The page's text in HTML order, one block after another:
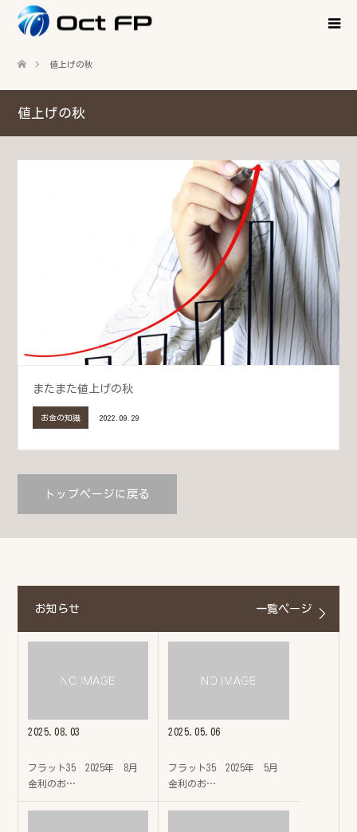
値上げの秋
値上げの秋
またまた値上げの秋
お金の知識 2022.09.29
トップページに戻る
お知らせ 一覧ページ
2025.08.03
フラット35 2025年 8月
金利のお…
2025.05.06
フラット35 2025年 5月
金利のお…